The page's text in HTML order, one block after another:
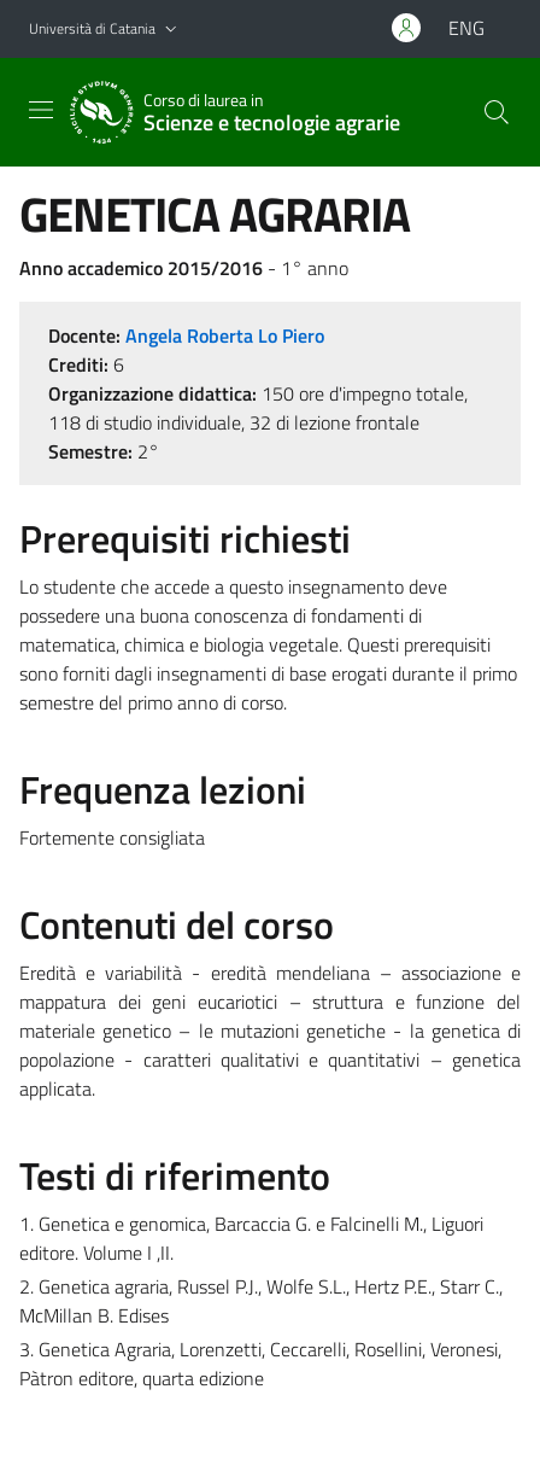
Vai al contenuto principale
Vai al menu di navigazione
Università di Catania ENG
Corso di laurea in
Scienze e tecnologie agrarie
GENETICA AGRARIA
Anno accademico 2015/2016 - 1° anno
Docente: Angela Roberta Lo Piero
Crediti: 6
Organizzazione didattica: 150 ore d'impegno totale,
118 di studio individuale, 32 di lezione frontale
Semestre: 2°
Prerequisiti richiesti
Lo studente che accede a questo insegnamento deve
possedere una buona conoscenza di fondamenti di
matematica, chimica e biologia vegetale. Questi prerequisiti
sono forniti dagli insegnamenti di base erogati durante il primo
semestre del primo anno di corso.
Frequenza lezioni
Fortemente consigliata
Contenuti del corso
Eredità e variabilità - eredità mendeliana – associazione e
mappatura dei geni eucariotici – struttura e funzione del
materiale genetico – le mutazioni genetiche - la genetica di
popolazione - caratteri qualitativi e quantitativi – genetica
applicata.
Testi di riferimento
1. Genetica e genomica, Barcaccia G. e Falcinelli M., Liguori
editore. Volume I ,II.
2. Genetica agraria, Russel P.J., Wolfe S.L., Hertz P.E., Starr C.,
McMillan B. Edises
3. Genetica Agraria, Lorenzetti, Ceccarelli, Rosellini, Veronesi,
Pàtron editore, quarta edizione